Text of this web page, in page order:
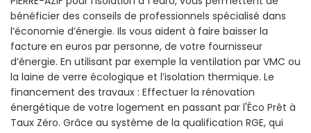
bénéficier des conseils de professionnels spécialisé dans
l’économie d’énergie. Ils vous aident à faire baisser la
facture en euros par personne, de votre fournisseur
d’énergie. En utilisant par exemple la ventilation par VMC ou
la laine de verre écologique et l’isolation thermique. Le
financement des travaux : Effectuer la rénovation
énergétique de votre logement en passant par l'Éco Prêt à
Taux Zéro. Grâce au système de la qualification RGE, qui